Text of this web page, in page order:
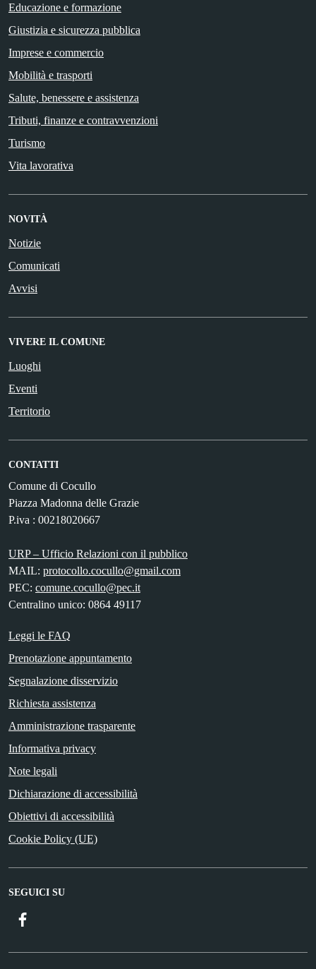
Educazione e formazione
Giustizia e sicurezza pubblica
Imprese e commercio
Mobilità e trasporti
Salute, benessere e assistenza
Tributi, finanze e contravvenzioni
Turismo
Vita lavorativa
NOVITÀ
Notizie
Comunicati
Avvisi
VIVERE IL COMUNE
Luoghi
Eventi
Territorio
CONTATTI
Comune di Cocullo
Piazza Madonna delle Grazie
P.iva : 00218020667
URP – Ufficio Relazioni con il pubblico
MAIL: protocollo.cocullo@gmail.com
PEC: comune.cocullo@pec.it
Centralino unico: 0864 49117
Leggi le FAQ
Prenotazione appuntamento
Segnalazione disservizio
Richiesta assistenza
Amministrazione trasparente
Informativa privacy
Note legali
Dichiarazione di accessibilità
Obiettivi di accessibilità
Cookie Policy (UE)
SEGUICI SU